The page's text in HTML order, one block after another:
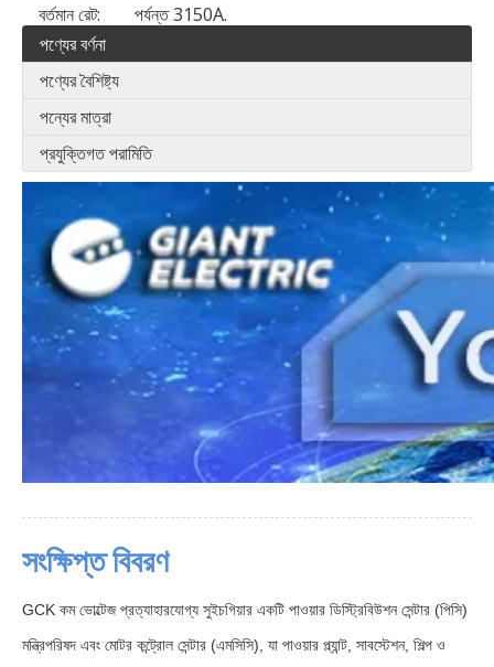
বর্তমান রেট:
পর্যন্ত 3150A.
পণ্যের বর্ণনা
পণ্যের বৈশিষ্ট্য
পন্যের মাত্রা
প্রযুক্তিগত পরামিতি
সংক্ষিপ্ত বিবরণ
GCK কম ভোল্টেজ প্রত্যাহারযোগ্য সুইচগিয়ার একটি পাওয়ার ডিস্ট্রিবিউশন সেন্টার (পিসি)
মন্ত্রিপরিষদ এবং মোটর কন্ট্রোল সেন্টার (এমসিসি), যা পাওয়ার প্ল্যান্ট, সাবস্টেশন, শিল্প ও